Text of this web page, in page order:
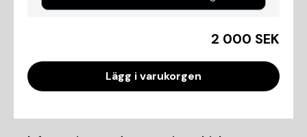
2 000 SEK
Lägg i varukorgen